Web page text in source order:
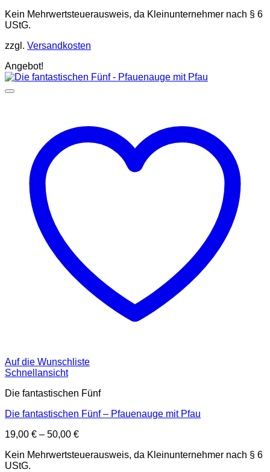
Kein Mehrwertsteuerausweis, da Kleinunternehmer nach § 6
UStG.
zzgl. Versandkosten
Angebot!
Auf die Wunschliste
Schnellansicht
Die fantastischen Fünf
Die fantastischen Fünf – Pfauenauge mit Pfau
19,00 € – 50,00 €
Kein Mehrwertsteuerausweis, da Kleinunternehmer nach § 6
UStG.